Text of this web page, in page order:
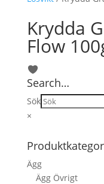
Krydda
Flow
Search…
Sök
×
Ägg
Ägg Övrigt